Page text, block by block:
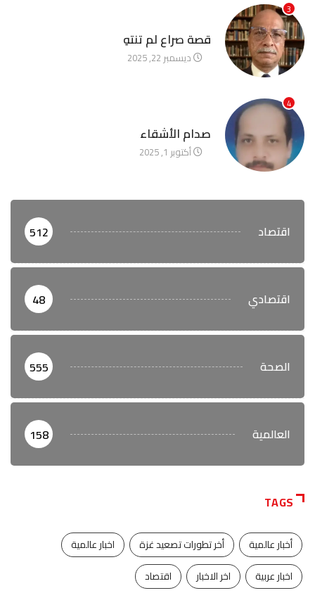
3
قصة صراع لم تنتهِ
ديسمبر 22, 2025
4
صدام الأشقاء
أكتوبر 1, 2025
اقتصاد 512
اقتصادي 48
الصحة 555
العالمية 158
TAGS
أخبار عالمية أخر تطورات تصعيد غزة
اخبار عالمية
اخبار عربية
اخر الاخبار
اقتصاد